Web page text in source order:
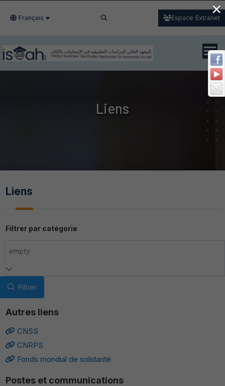
Français Espace Extranet
Liens
Liens
Filtrer par catégorie
empty
Filtrer
Autres liens
CNSS
CNRPS
Fonds mondial de solidarité
Postes et communications
×